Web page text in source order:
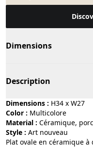
Dimensions
Description
Dimensions : H34 x W27
Color :
multicolore
Material :
céramique,
Style :
art nouveau
Plat ovale en céramique